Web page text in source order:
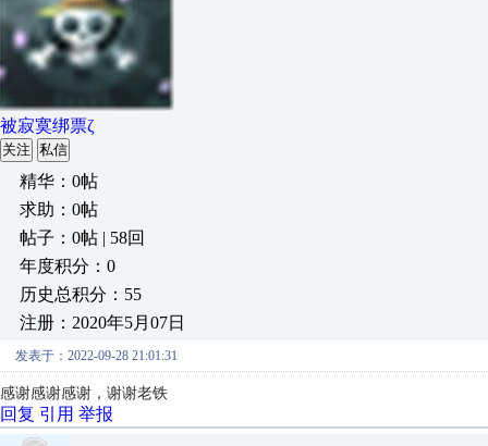
被寂寞绑票ζ
关注 私信
精华：0帖
求助：0帖
帖子：0帖 | 58回
年度积分：0
历史总积分：55
注册：2020年5月07日
发表于：2022-09-28 21:01:31
感谢感谢感谢，谢谢老铁
回复 引用 举报